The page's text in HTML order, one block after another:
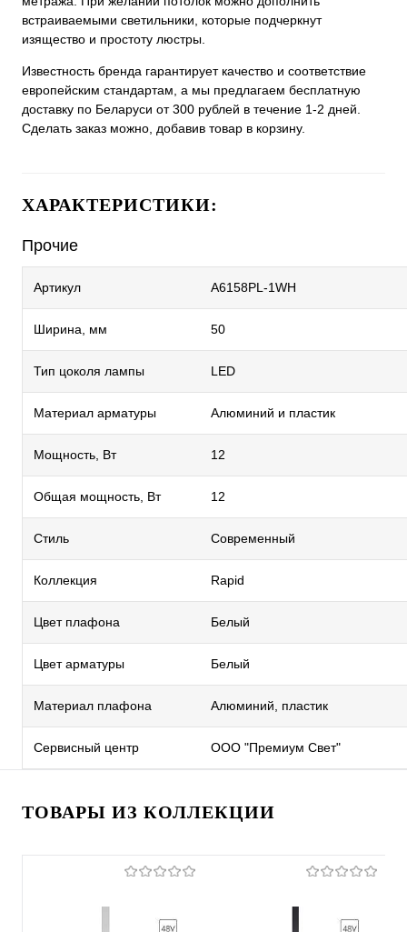
встраиваемыми светильники, которые подчеркнут
изящество и простоту люстры.
Известность бренда гарантирует качество и соответствие
европейским стандартам, а мы предлагаем бесплатную
доставку по Беларуси от 300 рублей в течение 1-2 дней.
Сделать заказ можно, добавив товар в корзину.
ХАРАКТЕРИСТИКИ:
Прочие
Артикул A6158PL-1WH
Ширина, мм 50
Тип цоколя лампы LED
Материал арматуры Алюминий и пластик
Мощность, Вт 12
Общая мощность, Вт 12
Стиль Современный
Коллекция Rapid
Цвет плафона Белый
Цвет арматуры Белый
Материал плафона Алюминий, пластик
Сервисный центр ООО "Премиум Свет"
ТОВАРЫ ИЗ КОЛЛЕКЦИИ